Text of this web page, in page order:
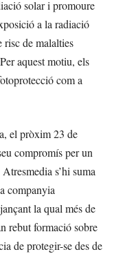
solar i promoure
a la radiació
risc de malalties
aquest motiu, els
com a
el pròxim 23 de
compromís per un
s’hi suma
companyia
la qual més de
rebut formació sobre
de protegir-se des de